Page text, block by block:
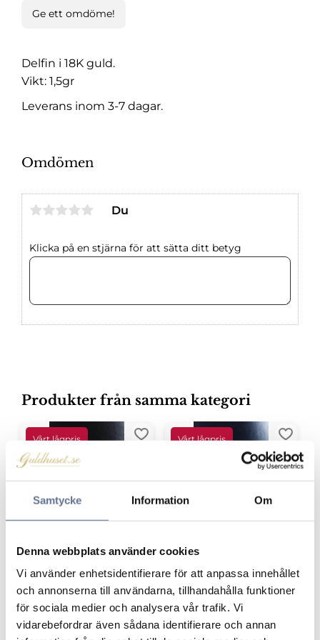
Samtycke Information Om
Denna webbplats använder cookies
Vi använder enhetsidentifierare för att anpassa innehållet
och annonserna till användarna, tillhandahålla funktioner
för sociala medier och analysera vår trafik. Vi
vidarebefordrar även sådana identifierare och annan
Ge ett omdöme!
Delfin i 18K guld.
Vikt: 1,5gr
Leverans inom 3-7 dagar.
Omdömen
Du
Klicka på en stjärna för att sätta ditt betyg
Produkter från samma kategori
Fantasi silver
9250278H
399
kr
499kr
Lägg till i favoriter
Travhäst med sulky
silver 9250336H
kr
499kr
Lägg